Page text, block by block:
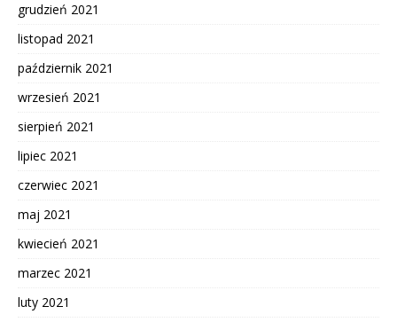
grudzień 2021
listopad 2021
październik 2021
wrzesień 2021
sierpień 2021
lipiec 2021
czerwiec 2021
maj 2021
kwiecień 2021
marzec 2021
luty 2021